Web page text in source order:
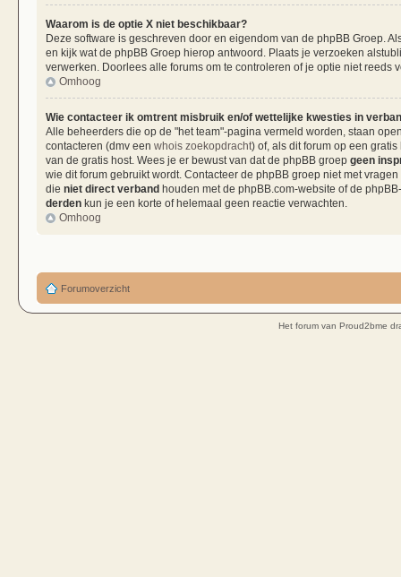
Waarom is de optie X niet beschikbaar?
Deze software is geschreven door en eigendom van de phpBB Groep.
en kijk wat de phpBB Groep hierop antwoord. Plaats je verzoeken
verwerken. Doorlees alle forums om te controleren of je optie niet
Omhoog
Wie contacteer ik omtrent misbruik en/of wettelijke kwesties in
Alle beheerders die op de "het team"-pagina vermeld worden, staan
contacteren (dmv een whois zoekopdracht) of, als dit forum op een
van de gratis host. Wees je er bewust van dat de phpBB groep geen
wie dit forum gebruikt wordt. Contacteer de phpBB groep niet met
die niet direct verband houden met de phpBB.com-website of de
derden kun je een korte of helemaal geen reactie verwachten.
Omhoog
Forumoverzicht
Het forum van Proud2bme